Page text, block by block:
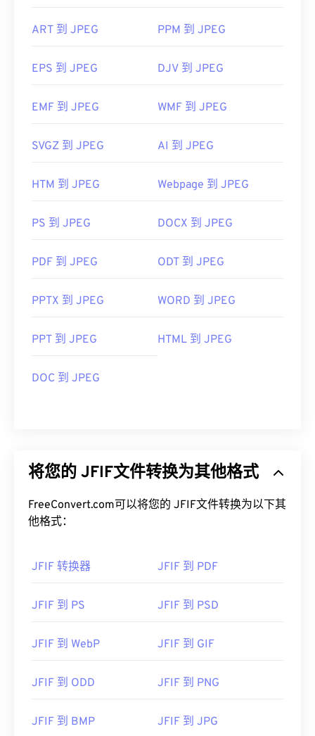
ART 到 JPEG PPM 到 JPEG
EPS 到 JPEG DJV 到 JPEG
EMF 到 JPEG WMF 到 JPEG
SVGZ 到 JPEG AI 到 JPEG
HTM 到 JPEG Webpage 到 JPEG
PS 到 JPEG DOCX 到 JPEG
PDF 到 JPEG ODT 到 JPEG
PPTX 到 JPEG WORD 到 JPEG
PPT 到 JPEG HTML 到 JPEG
DOC 到 JPEG
将您的 JFIF文件转换为其他格式
FreeConvert.com可以将您的 JFIF文件转换为以下其
他格式：
JFIF 转换器 JFIF 到 PDF
JFIF 到 PS JFIF 到 PSD
JFIF 到 WebP JFIF 到 GIF
JFIF 到 ODD JFIF 到 PNG
JFIF 到 BMP JFIF 到 JPG